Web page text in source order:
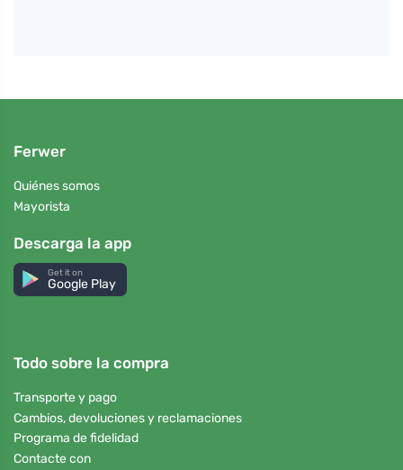
Ferwer
Quiénes somos
Mayorista
Descarga la app
Get it on
Google Play
Todo sobre la compra
Transporte y pago
Cambios, devoluciones y reclamaciones
Programa de fidelidad
Contacte con